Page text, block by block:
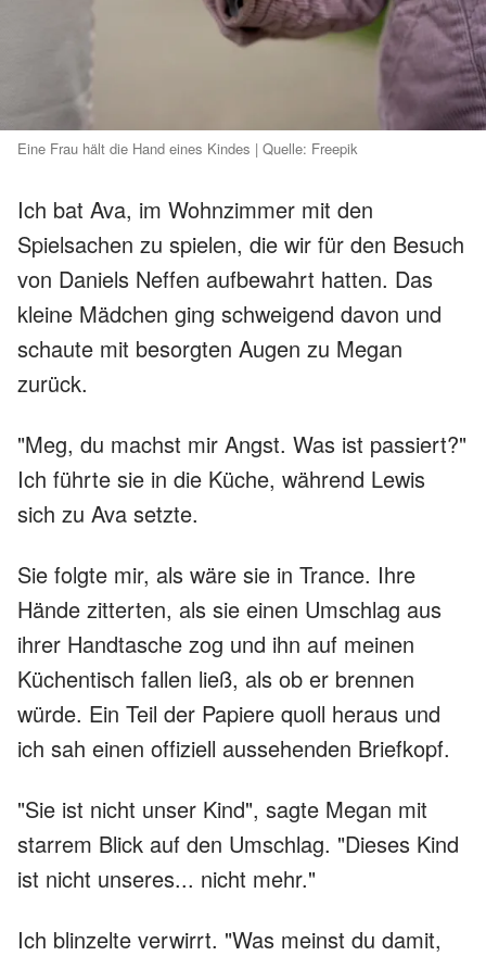
Eine Frau hält die Hand eines Kindes | Quelle: Freepik
Ich bat Ava, im Wohnzimmer mit den
Spielsachen zu spielen, die wir für den Besuch
von Daniels Neffen aufbewahrt hatten. Das
kleine Mädchen ging schweigend davon und
schaute mit besorgten Augen zu Megan
zurück.
"Meg, du machst mir Angst. Was ist passiert?"
Ich führte sie in die Küche, während Lewis
sich zu Ava setzte.
Sie folgte mir, als wäre sie in Trance. Ihre
Hände zitterten, als sie einen Umschlag aus
ihrer Handtasche zog und ihn auf meinen
Küchentisch fallen ließ, als ob er brennen
würde. Ein Teil der Papiere quoll heraus und
ich sah einen offiziell aussehenden Briefkopf.
"Sie ist nicht unser Kind", sagte Megan mit
starrem Blick auf den Umschlag. "Dieses Kind
ist nicht unseres... nicht mehr."
Ich blinzelte verwirrt. "Was meinst du damit,